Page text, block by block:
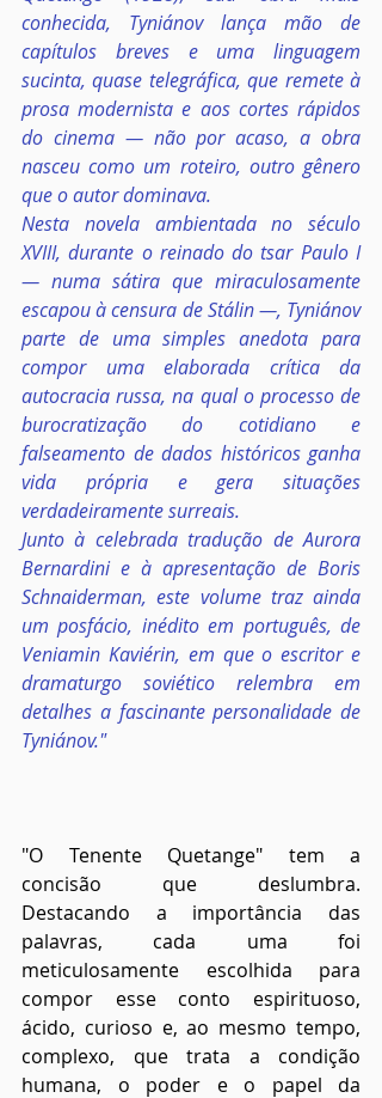
conhecida, Tyniánov lança mão de
capítulos breves e uma linguagem
sucinta, quase telegráfica, que remete à
prosa modernista e aos cortes rápidos
do cinema ― não por acaso, a obra
nasceu como um roteiro, outro gênero
que o autor dominava.
Nesta novela ambientada no século
XVIII, durante o reinado do tsar Paulo I
― numa sátira que miraculosamente
escapou à censura de Stálin ―, Tyniánov
parte de uma simples anedota para
compor uma elaborada crítica da
autocracia russa, na qual o processo de
burocratização do cotidiano e
falseamento de dados históricos ganha
vida própria e gera situações
verdadeiramente surreais.
Junto à celebrada tradução de Aurora
Bernardini e à apresentação de Boris
Schnaiderman, este volume traz ainda
um posfácio, inédito em português, de
Veniamin Kaviérin, em que o escritor e
dramaturgo soviético relembra em
detalhes a fascinante personalidade de
Tyniánov."
"O Tenente Quetange" tem a
concisão que deslumbra.
Destacando a importância das
palavras, cada uma foi
meticulosamente escolhida para
compor esse conto espirituoso,
ácido, curioso e, ao mesmo tempo,
complexo, que trata a condição
humana, o poder e o papel da